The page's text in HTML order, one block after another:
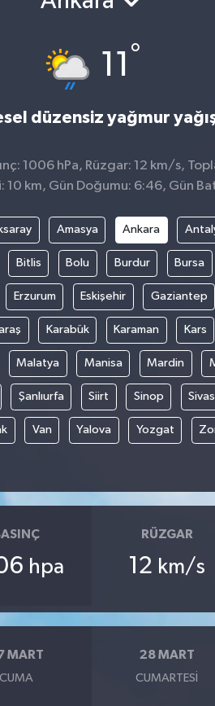
11 °
düzensiz yağmur
1006 hPa, Rüzgar: 12 km/s,
10 km, Gün Doğumu: 6:46, Gün
Amasya Ankara
Bitlis Bolu Burdur Bursa
Erzurum Eskişehir Gaziantep
Karabük Karaman Kars
Malatya Manisa Mardin
Şanlıurfa Siirt Sinop Sivas
Van Yalova Yozgat
hpa
RÜZGAR
12 km/s
MART
CUMA
28 MART
CUMARTESI